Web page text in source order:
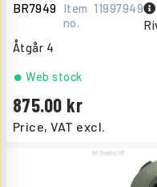
BR7949 Item
no.
11997949
Åtgår 4
Price, VAT excl.
875.00
Web stock